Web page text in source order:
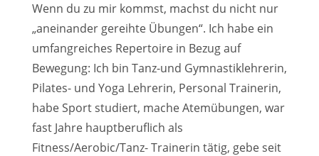
Wenn du zu mir kommst, machst du nicht nur
„aneinander gereihte Übungen“. Ich habe ein
umfangreiches Repertoire in Bezug auf
Bewegung: Ich bin Tanz-und Gymnastiklehrerin,
Pilates- und Yoga Lehrerin, Personal Trainerin,
habe Sport studiert, mache Atemübungen, war
fast Jahre hauptberuflich als
Fitness/Aerobic/Tanz- Trainerin tätig, gebe seit